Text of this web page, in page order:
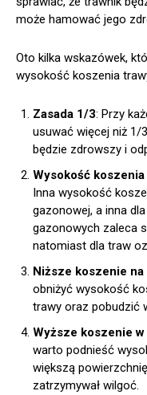
może hamować jego
Oto kilka wskazówek,
wysokość koszenia
Zasada 1/3: Przy
usuwać więcej niż 1/
będzie zdrowszy i
Wysokość
Inna wysokość
gazonowej, a inna
gazonowych zaleca
natomiast dla traw
Niższe koszenie
obniżyć wysokość
trawy oraz pobudzić
Wyższe koszenie
warto podnieść
większą
zatrzymywał wilgoć.